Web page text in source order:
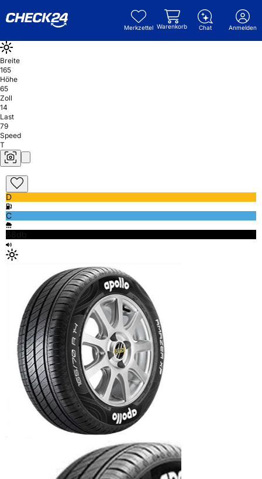
Merkzettel Warenkorb Chat Anmelden
Breite
165
Höhe
65
Zoll
14
Last
79
Speed
T
D
C
68db